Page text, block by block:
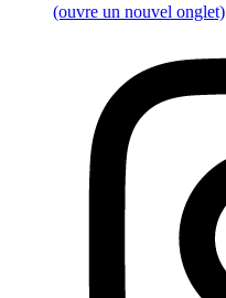
(ouvre un nouvel onglet)